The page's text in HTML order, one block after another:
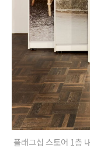
플래그십 스토어 1층